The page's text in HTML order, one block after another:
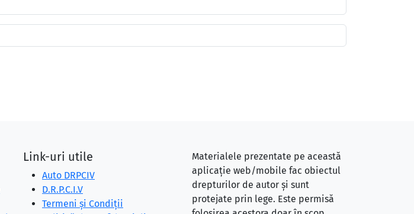
Link-uri utile
Auto DRPCIV
D.R.P.C.I.V
Termeni și Condiții
Materialele prezentate pe această
aplicație web/mobile fac obiectul
drepturilor de autor și sunt
protejate prin lege. Este permisă